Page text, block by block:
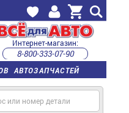
АВТОЗАПЧАСТЕЙ
Интернет-магазин:
8-800-333-07-90
работы с 9:00 до 22:00 (пн-пт)